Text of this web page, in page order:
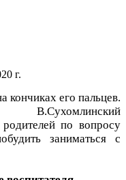
г.
кончиках его пальцев.
В.Сухомлинский
по вопросу
заниматься с